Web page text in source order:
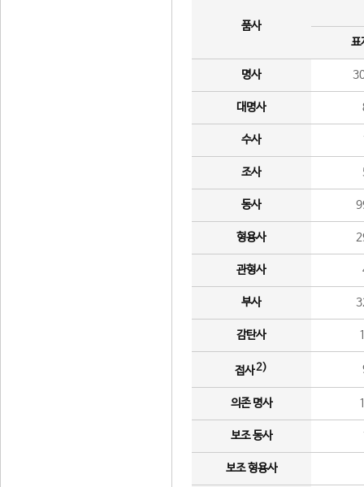
품사
표
명사
대명사
수사
조사
동사
형용사
관형사
부사
감탄사
접사2)
의존 명사
보조 동사
보조 형용사